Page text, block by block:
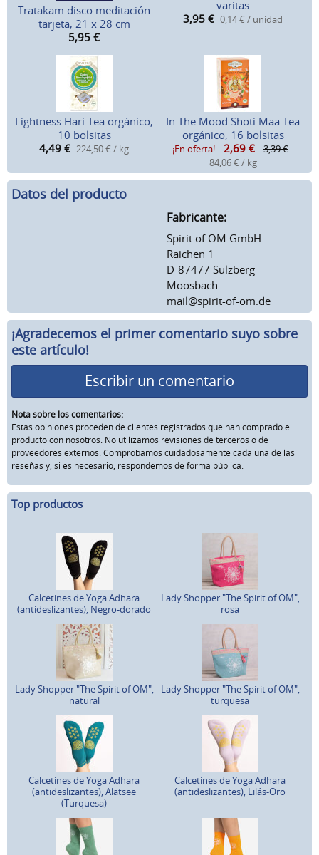
Tratakam disco meditación
tarjeta, 21 x 28 cm
5,95 €
varitas
3,95 € 0,14 € / unidad
Lightness Hari Tea orgánico,
10 bolsitas
4,49 € 224,50 € / kg
In The Mood Shoti Maa Tea
orgánico, 16 bolsitas
¡En oferta! 2,69 €
3,39 €
84,06 € / kg
Datos del producto
Fabricante:
Spirit of OM GmbH
Raichen 1
D-87477 Sulzberg-
Moosbach
mail@spirit-of-om.de
¡Agradecemos el primer comentario suyo sobre
este artículo!
Escribir un comentario
Nota sobre los comentarios:
Estas opiniones proceden de clientes registrados que han comprado el
producto con nosotros. No utilizamos revisiones de terceros o de
proveedores externos. Comprobamos cuidadosamente cada una de las
reseñas y, si es necesario, respondemos de forma pública.
Top productos
Calcetines de Yoga Adhara
(antideslizantes), Negro-dorado
Lady Shopper "The Spirit of OM",
rosa
Lady Shopper "The Spirit of OM",
natural
Lady Shopper "The Spirit of OM",
turquesa
Calcetines de Yoga Adhara
(antideslizantes), Alatsee
(Turquesa)
Calcetines de Yoga Adhara
(antideslizantes), Lilás-Oro